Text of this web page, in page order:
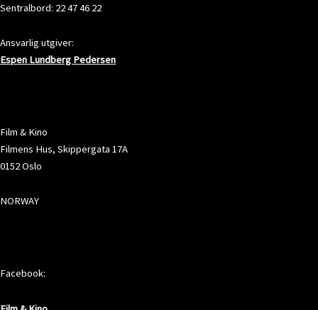
Sentralbord: 22 47 46 22
Ansvarlig utgiver:
Espen Lundberg Pedersen
Film & Kino
Filmens Hus, Skippergata 17A
0152 Oslo
NORWAY
Facebook: